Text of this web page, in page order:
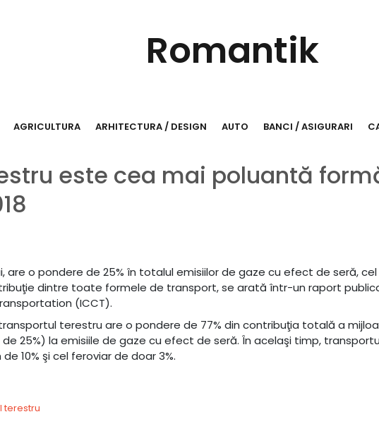
Romantik
AGRICULTURA ARHITECTURA / DESIGN AUTO BANCI / ASIGURARI
este cea mai poluantă
are o pondere de 25% în totalul emisiilor de gaze cu efect de seră,
dintre toate formele de transport, se arată într-un raport
(ICCT).
terestru are o pondere de 77% din contribuţia totală a
25%) la emisiile de gaze cu efect de seră. În acelaşi timp,
10% şi cel feroviar de doar 3%.
terestru